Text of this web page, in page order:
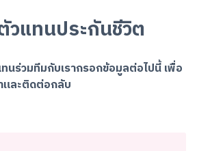
แทนประกันชีวิต
นร่วมทีมกับเรากรอกข้อมูลต่อไปนี้ เพื่อ
และติดต่อกลับ